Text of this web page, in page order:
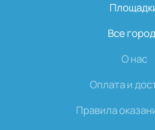
Все
О нас
Оплата и
Правила